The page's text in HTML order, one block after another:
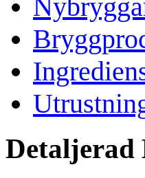
Detaljerad